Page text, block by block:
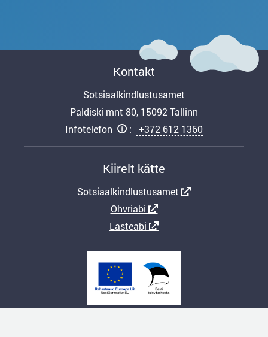
Kontakt
Sotsiaalkindlustusamet
Paldiski mnt 80, 15092 Tallinn
Infotelefon
: +372 612 1360
Kiirelt kätte
Sotsiaalkindlustusamet
Ohvriabi
Lasteabi